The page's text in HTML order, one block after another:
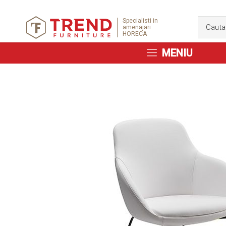
Specialisti in
amenajari
HORECA
MENIU